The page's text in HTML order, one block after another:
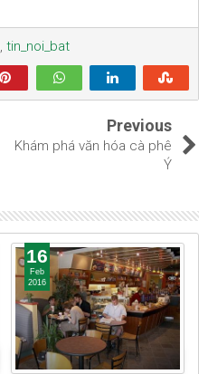
, tin_noi_bat
Previous
Khám phá văn hóa cà phê
Ý
16
Feb
2016